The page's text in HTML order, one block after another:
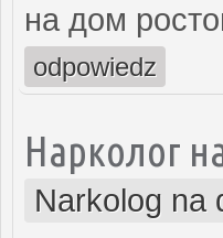
на дом
odpowiedz
Нарколог
Narkolog na